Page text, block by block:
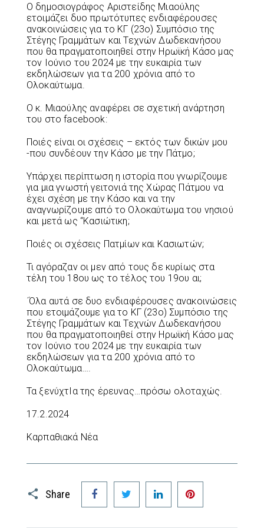
Ο δημοσιογράφος Αριστείδης Μιαούλης
ετοιμάζει δυο πρωτότυπες ενδιαφέρουσες
ανακοινώσεις για το ΚΓ (23ο) Συμπόσιο της
Στέγης Γραμμάτων και Τεχνών Δωδεκανήσου
που θα πραγματοποιηθεί στην Ηρωϊκή Κάσο μας
τον Ιούνιο του 2024 με την ευκαιρία των
εκδηλώσεων για τα 200 χρόνια από το
Ολοκαύτωμα.
Ο κ. Μιαούλης αναφέρει σε σχετική ανάρτηση
του στο facebook:
Ποιές είναι οι σχέσεις – εκτός των δικών μου
-που συνδέουν την Κάσο με την Πάτμο;
Υπάρχει περίπτωση η ιστορία που γνωρίζουμε
για μια γνωστή γειτονιά της Χώρας Πάτμου να
έχει σχέση με την Κάσο και να την
αναγνωρίζουμε από το Ολοκαύτωμα του νησιού
και μετά ως “Κασιώτικη;
Ποιές οι σχέσεις Πατμίων και Κασιωτών;
Τι αγόραζαν οι μεν από τους δε κυρίως στα
τέλη του 18ου ως το τέλος του 19ου αι;
΄Όλα αυτά σε δυο ενδιαφέρουσες ανακοινώσεις
που ετοιμάζουμε για το ΚΓ (23ο) Συμπόσιο της
Στέγης Γραμμάτων και Τεχνών Δωδεκανήσου
που θα πραγματοποιηθεί στην Ηρωϊκή Κάσο μας
τον Ιούνιο του 2024 με την ευκαιρία των
εκδηλώσεων για τα 200 χρόνια από το
Ολοκαύτωμα….
Τα ξενύχτΙα της έρευνας…πρόσω ολοταχώς.
17.2.2024
Καρπαθιακά Νέα
Share
Facebook Twitter LinkedIn